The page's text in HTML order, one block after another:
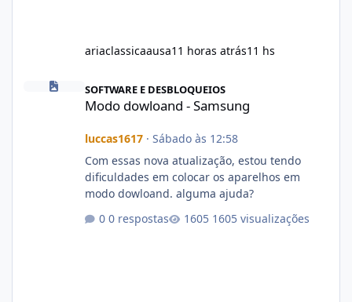
ariaclassicaausa11 horas atrás11 hs
Modo dowloand - Samsung
SOFTWARE E DESBLOQUEIOS
Modo dowloand - Samsung
luccas1617· Sábado às 12:58
Com essas nova atualização, estou tendo
dificuldades em colocar os aparelhos em
modo dowloand. alguma ajuda?
0 respostas
1605 visualizações